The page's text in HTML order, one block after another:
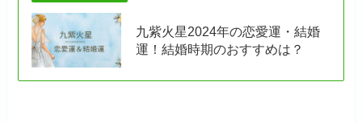
九紫火星2024年の恋愛運・結婚
運！結婚時期のおすすめは？